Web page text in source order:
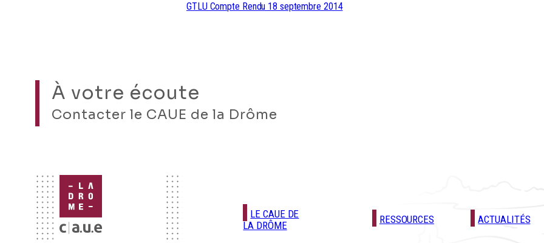
GTLU Compte Rendu 18 septembre 2014
À votre écoute
Contacter le CAUE de la Drôme
LE CAUE DE
LA DRÔME
RESSOURCES ACTUALITÉS